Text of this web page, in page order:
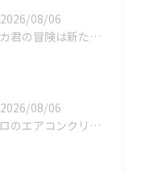
2026/08/06
モカ君の冒険は新たな幕を開けました。
2026/08/06
プロのエアコンクリーニングは、店舗やオフィスにおいて多くのメ...